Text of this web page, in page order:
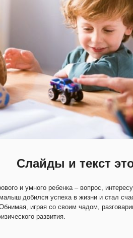
Слайды и текст
и умного ребенка – вопрос,
добился успеха в жизни и стал
играя со своим чадом,
развития.